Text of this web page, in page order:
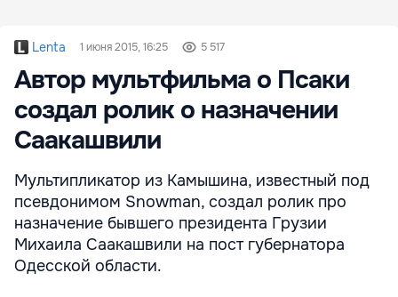
Lenta 1 июня 2015, 16:25 5 517
Автор мультфильма о Псаки
создал ролик о назначении
Саакашвили
Мультипликатор из Камышина, известный под
псевдонимом Snowman, создал ролик про
назначение бывшего президента Грузии
Михаила Саакашвили на пост губернатора
Одесской области.